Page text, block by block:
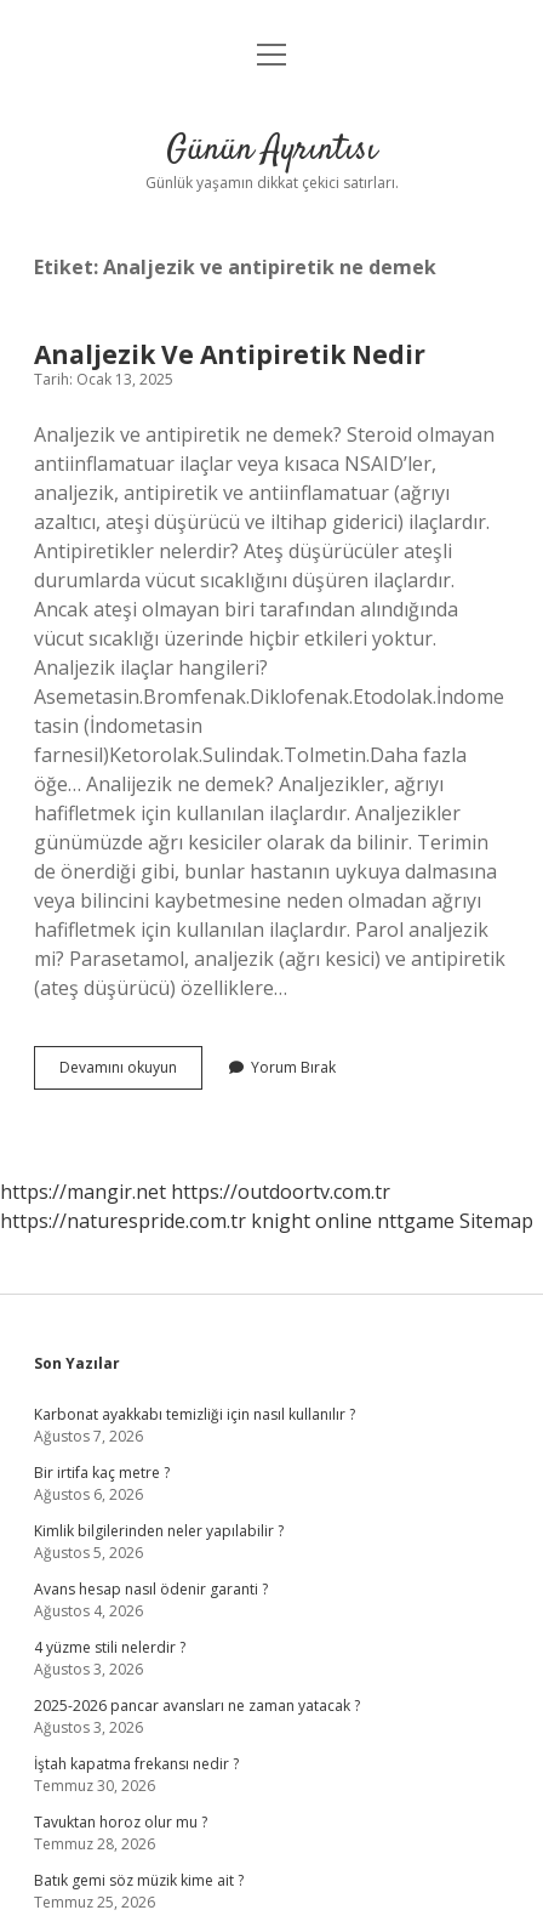
Anasayfa
Yasal Uyarı
menüyü
Günün Ayrıntısı
Günlük yaşamın dikkat çekici satırları.
Etiket:Analjezik ve antipiretik ne demek
Analjezik Ve Antipiretik Nedir
Tarih: Ocak 13, 2025
Analjezik ve antipiretik ne demek? Steroid olmayan
antiinflamatuar ilaçlar veya kısaca NSAID’ler,
analjezik, antipiretik ve antiinflamatuar (ağrıyı
azaltıcı, ateşi düşürücü ve iltihap giderici) ilaçlardır.
Antipiretikler nelerdir? Ateş düşürücüler ateşli
durumlarda vücut sıcaklığını düşüren ilaçlardır.
Ancak ateşi olmayan biri tarafından alındığında
vücut sıcaklığı üzerinde hiçbir etkileri yoktur.
Analjezik ilaçlar hangileri?
Asemetasin.Bromfenak.Diklofenak.Etodolak.İndome
tasin (İndometasin
farnesil)Ketorolak.Sulindak.Tolmetin.Daha fazla
öğe… Analijezik ne demek? Analjezikler, ağrıyı
hafifletmek için kullanılan ilaçlardır. Analjezikler
günümüzde ağrı kesiciler olarak da bilinir. Terimin
de önerdiği gibi, bunlar hastanın uykuya dalmasına
veya bilincini kaybetmesine neden olmadan ağrıyı
hafifletmek için kullanılan ilaçlardır. Parol analjezik
mi? Parasetamol, analjezik (ağrı kesici) ve antipiretik
(ateş düşürücü) özelliklere…
Devamını okuyun Analjezik
Ve
Yorum Bırak
https://mangir.net https://outdoortv.com.tr
https://naturespride.com.tr knight online nttgame Sitemap
Sidebar
Son Yazılar
Karbonat ayakkabı temizliği için nasıl kullanılır ?
Ağustos 7, 2026
Bir irtifa kaç metre ?
Ağustos 6, 2026
Kimlik bilgilerinden neler yapılabilir ?
Ağustos 5, 2026
Avans hesap nasıl ödenir garanti ?
Ağustos 4, 2026
4 yüzme stili nelerdir ?
Ağustos 3, 2026
2025-2026 pancar avansları ne zaman yatacak ?
Ağustos 3, 2026
İştah kapatma frekansı nedir ?
Temmuz 30, 2026
Tavuktan horoz olur mu ?
Temmuz 28, 2026
Batık gemi söz müzik kime ait ?
Temmuz 25, 2026